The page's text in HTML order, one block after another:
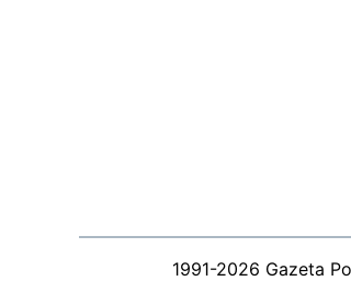
1991-2026 Gazeta